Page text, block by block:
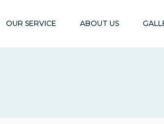
OUR SERVICE ABOUT US